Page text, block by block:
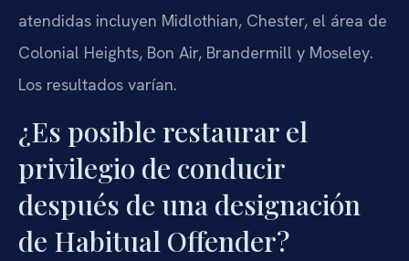
atendidas incluyen Midlothian, Chester, el área de
Colonial Heights, Bon Air, Brandermill y Moseley.
Los resultados varían.
¿Es posible restaurar el
privilegio de conducir
después de una designación
de Habitual Offender?